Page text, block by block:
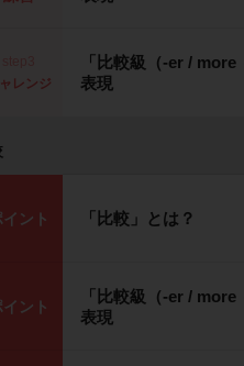
レンジ
「比較級（-er / more
表現
イント 「比較」とは？
イント
「比較級（-er / more
表現